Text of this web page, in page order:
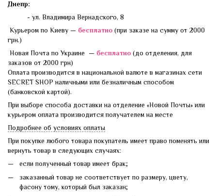
Днепр:
- ул. Владимира Вернадского, 8
Курьером по Киеву — бесплатно (при заказе на сумму от 2000
грн.)
Новая Почта по Украине — бесплатно (до отделения, для
заказов от 2000 грн)
Оплата производится в национальной валюте в магазинах сети
SECRET SHOP наличными или безналичным способом
(банковской картой).
При выборе способа доставки на отделение «Новой Почты» или
курьером оплата производится получателем на месте
Подробнее об условиях оплаты
При покупке любого товара покупатель имеет право поменять или
вернуть товар в следующих случаях:
если полученный товар имеет брак;
заказанный товар не соответствует по размеру, цвету,
фасону тому, который был заказан;